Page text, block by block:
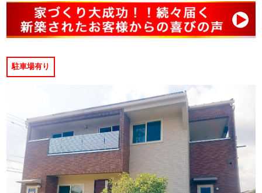
駐車場有り